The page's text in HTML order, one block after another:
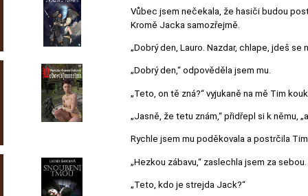
Vůbec jsem nečekala, že hasiči budou
Kromě Jacka samozřejmě.
„Dobrý den, Lauro. Nazdar, chlape, jdeš
„Dobrý den,“ odpověděla jsem mu.
„Teto, on tě zná?“ vyjukaně na mě Tim
„Jasně, že tetu znám,“ přidřepl si k němu,
Rychle jsem mu poděkovala a postrčila
„Hezkou zábavu,“ zaslechla jsem za sebou.
„Teto, kdo je strejda Jack?“